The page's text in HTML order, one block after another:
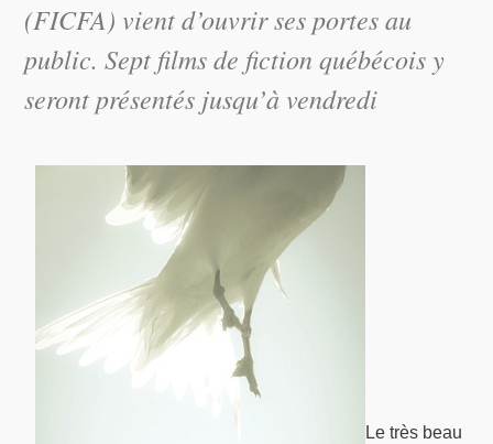
(FICFA) vient d’ouvrir ses portes au
public. Sept films de fiction québécois y
seront présentés jusqu’à vendredi
Le très beau